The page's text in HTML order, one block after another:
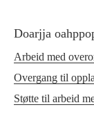
Doarjja
Arbeid med
Overgang til
Støtte til arbeid